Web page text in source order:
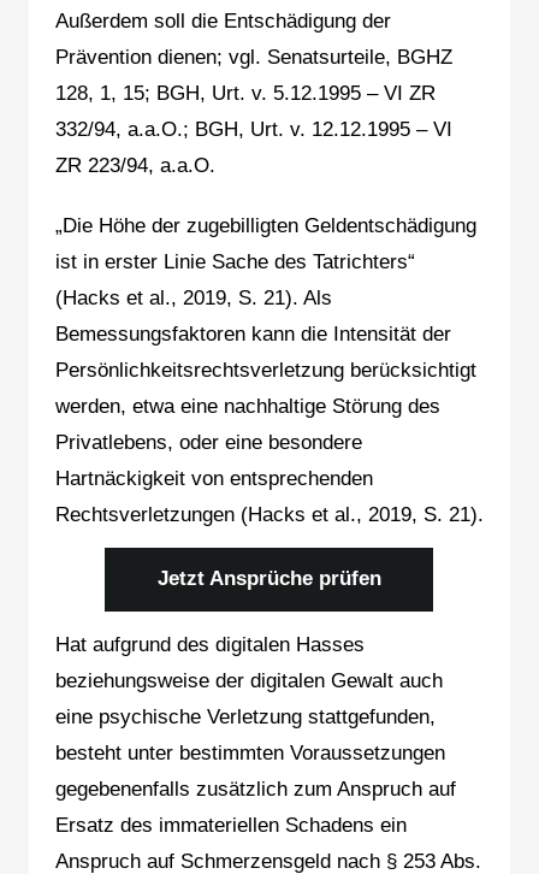
Außerdem soll die Entschädigung der
Prävention dienen; vgl. Senatsurteile, BGHZ
128, 1, 15; BGH, Urt. v. 5.12.1995 – VI ZR
332/94, a.a.O.; BGH, Urt. v. 12.12.1995 – VI
ZR 223/94, a.a.O.
„Die Höhe der zugebilligten Geldentschädigung
ist in erster Linie Sache des Tatrichters“
(Hacks et al., 2019, S. 21). Als
Bemessungsfaktoren kann die Intensität der
Persönlichkeitsrechtsverletzung berücksichtigt
werden, etwa eine nachhaltige Störung des
Privatlebens, oder eine besondere
Hartnäckigkeit von entsprechenden
Rechtsverletzungen (Hacks et al., 2019, S. 21).
Jetzt Ansprüche prüfen
Hat aufgrund des digitalen Hasses
beziehungsweise der digitalen Gewalt auch
eine psychische Verletzung stattgefunden,
besteht unter bestimmten Voraussetzungen
gegebenenfalls zusätzlich zum Anspruch auf
Ersatz des immateriellen Schadens ein
Anspruch auf Schmerzensgeld nach § 253 Abs.